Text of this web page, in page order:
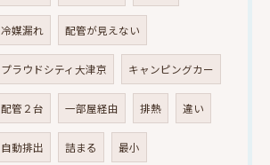
冷媒漏れ 配管が見えない
プラウドシティ大津京 キャンピングカー
配管２台 一部屋経由 排熱 違い
自動排出 詰まる 最小